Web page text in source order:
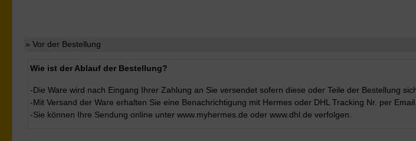
» Vor der Bestellung
Wie ist der Ablauf der Bestellung?
-Die Ware wird nach Eingang Ihrer Zahlung an Sie versendet sofern diese oder Teile der Bestellung
-Mit Versand der Ware erhalten Sie eine Benachrichtigung mit Hermes oder DHL Tracking Nr. per Email.
-Sie können Ihre Sendung online unter www.myhermes.de oder www.dhl.de verfolgen.